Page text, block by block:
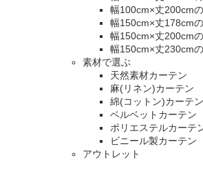
幅100cm×丈200cm
幅150cm×丈178cm
幅150cm×丈200cm
幅150cm×丈230cm
素材で選ぶ
天然素材カーテン
麻(リネン)カーテン
綿(コットン)カーテン
ベルベットカーテン
ポリエステルカーテ
ビニール製カーテン
アウトレット